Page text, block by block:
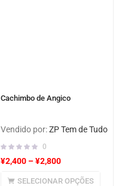
Cachimbo de Angico
Vendido por:ZP Tem de Tudo
0
¥2,400 –¥2,800
SELECIONAR OPÇÕES